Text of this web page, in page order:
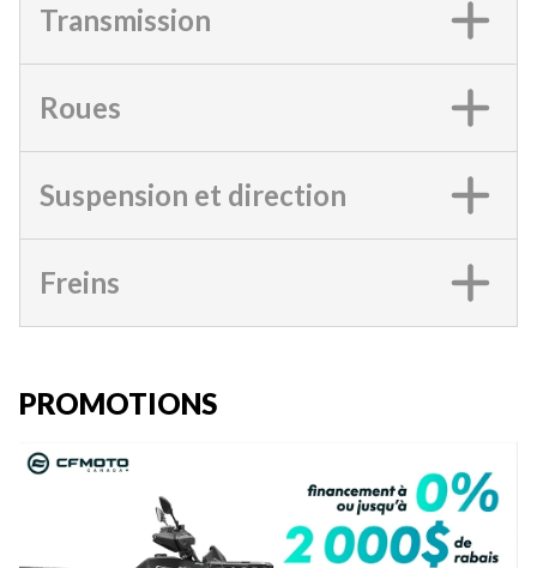
Transmission
Roues
Suspension et direction
Freins
PROMOTIONS